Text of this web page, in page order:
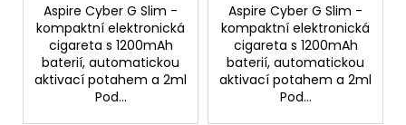
Aspire Cyber G Slim -
kompaktní elektronická
cigareta s 1200mAh
baterií, automatickou
aktivací potahem a 2ml
Pod...
Aspire Cyber G Slim -
kompaktní elektronická
cigareta s 1200mAh
baterií, automatickou
aktivací potahem a 2ml
Pod...